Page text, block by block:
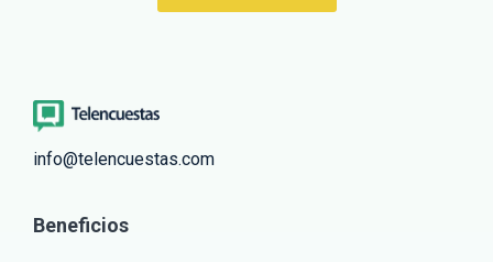
info@telencuestas.com
Beneficios